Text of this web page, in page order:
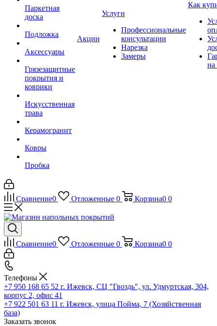
Паркетная
доска
Подложка
Аксессуары
Грязезащитные
покрытия и
коврики
Искусственная
трава
Керамогранит
Ковры
Пробка
Акции
Услуги
Профессиональные
консультации
Нарезка
Замеры
Как
на
Сравнение0 Отложенные 0 Корзина0 0
Сравнение0 Отложенные 0 Корзина0 0
Телефоны
+7 950 168 65 52 г. Ижевск, СЦ "Гвоздь", ул. Удмуртская, 304,
корпус 2, офис 41
+7 922 501 63 11 г. Ижевск, улица Пойма, 7 (Хозяйственная
база)
Заказать звонок